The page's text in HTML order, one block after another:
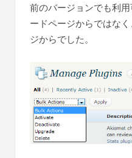
前のバージョンでも利
ードページからではな
ジからでした。